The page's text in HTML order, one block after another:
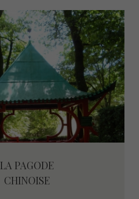
LA PAGODE
CHINOISE
LA PAGODE
CHINOISE